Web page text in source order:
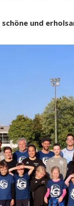
schöne und